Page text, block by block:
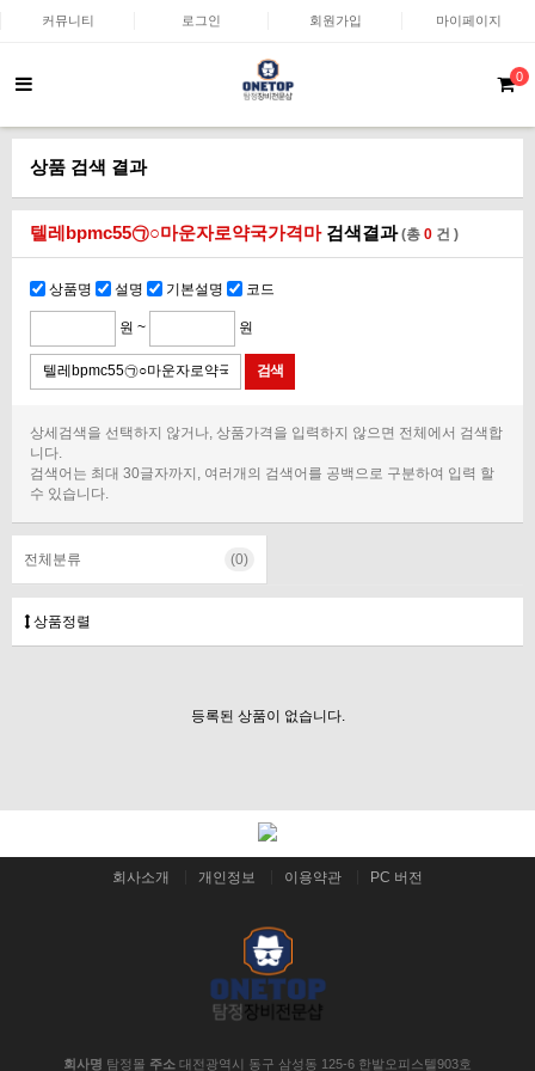
커뮤니티 로그인 회원가입 마이페이지
0
상품 검색 결과
텔레bpmc55㉠○마운자로약국가격마검색결과(총 0 건 )
상품명 설명 기본설명 코드
원 ~ 원
상세검색을 선택하지 않거나, 상품가격을 입력하지 않으면 전체에서 검색합
니다.
검색어는 최대 30글자까지, 여러개의 검색어를 공백으로 구분하여 입력 할
수 있습니다.
전체분류 (0)
상품정렬
등록된 상품이 없습니다.
회사소개 개인정보 이용약관 PC 버전
회사명 탐정몰 주소 대전광역시 동구 삼성동 125-6 한밭오피스텔903호